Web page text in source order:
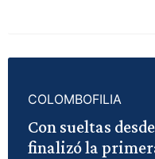
COLOMBOFILIA
Con sueltas
finalizó la